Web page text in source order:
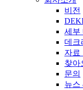
비전
세부
데크
자료
찾아
문의
뉴스